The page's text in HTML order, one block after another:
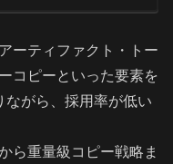
ーティファクト・トー
コピーといった要素を
ながら、採用率が低い
ら重量級コピー戦略ま